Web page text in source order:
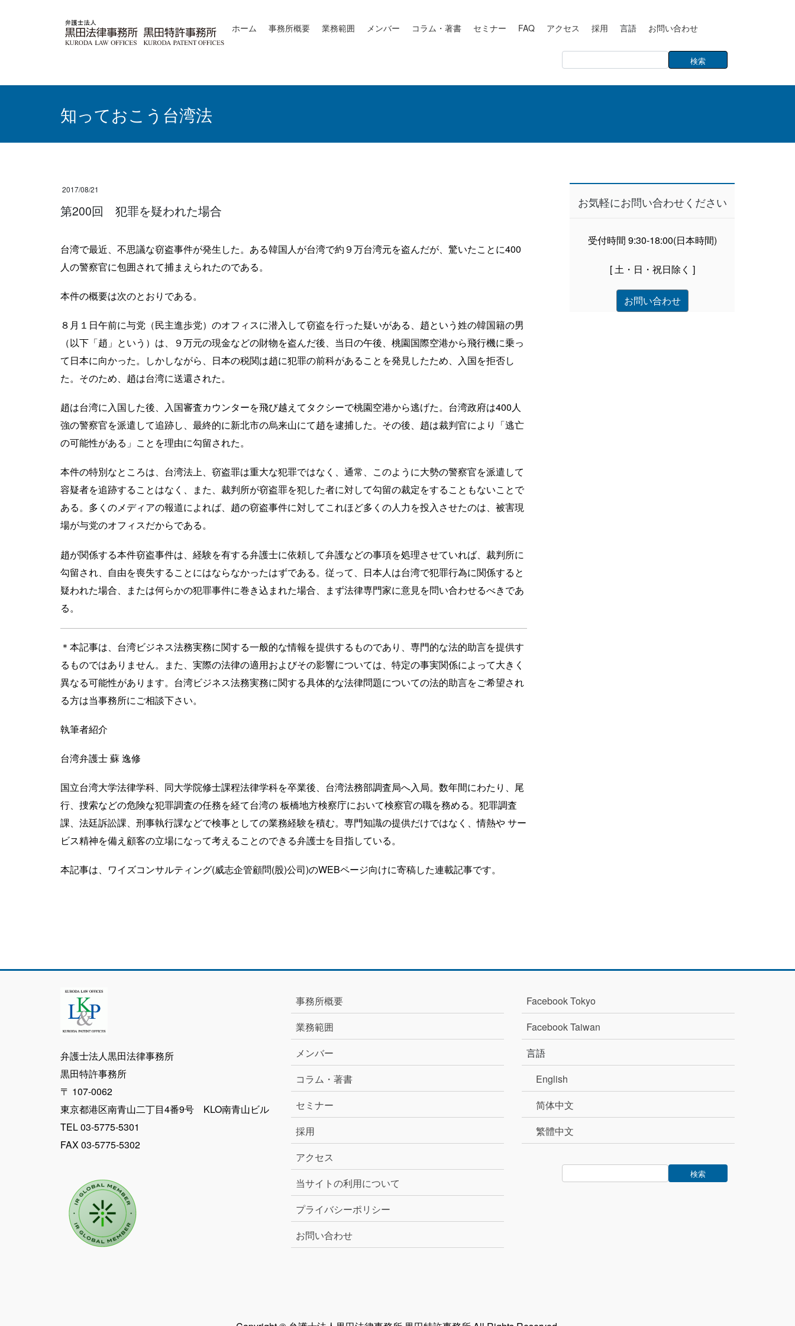
ホーム 事務所概要 業務範囲 メンバー コラム・著書 セミナー FAQ アクセス 採用 言語 お問い合わせ
知っておこう台湾法
2017/08/21
第200回 犯罪を疑われた場合
台湾で最近、不思議な窃盗事件が発生した。ある韓国人が台湾で約９万台湾元を盗んだが、驚いたことに400
人の警察官に包囲されて捕まえられたのである。
本件の概要は次のとおりである。
８月１日午前に与党（民主進歩党）のオフィスに潜入して窃盗を行った疑いがある、趙という姓の韓国籍の男
（以下「趙」という）は、９万元の現金などの財物を盗んだ後、当日の午後、桃園国際空港から飛行機に乗っ
て日本に向かった。しかしながら、日本の税関は趙に犯罪の前科があることを発見したため、入国を拒否し
た。そのため、趙は台湾に送還された。
趙は台湾に入国した後、入国審査カウンターを飛び越えてタクシーで桃園空港から逃げた。台湾政府は400人
強の警察官を派遣して追跡し、最終的に新北市の烏来山にて趙を逮捕した。その後、趙は裁判官により「逃亡
の可能性がある」ことを理由に勾留された。
本件の特別なところは、台湾法上、窃盗罪は重大な犯罪ではなく、通常、このように大勢の警察官を派遣して
容疑者を追跡することはなく、また、裁判所が窃盗罪を犯した者に対して勾留の裁定をすることもないことで
ある。多くのメディアの報道によれば、趙の窃盗事件に対してこれほど多くの人力を投入させたのは、被害現
場が与党のオフィスだからである。
趙が関係する本件窃盗事件は、経験を有する弁護士に依頼して弁護などの事項を処理させていれば、裁判所に
勾留され、自由を喪失することにはならなかったはずである。従って、日本人は台湾で犯罪行為に関係すると
疑われた場合、または何らかの犯罪事件に巻き込まれた場合、まず法律専門家に意見を問い合わせるべきであ
る。
＊本記事は、台湾ビジネス法務実務に関する一般的な情報を提供するものであり、専門的な法的助言を提供す
るものではありません。また、実際の法律の適用およびその影響については、特定の事実関係によって大きく
異なる可能性があります。台湾ビジネス法務実務に関する具体的な法律問題についての法的助言をご希望され
る方は当事務所にご相談下さい。
執筆者紹介
台湾弁護士 蘇 逸修
国立台湾大学法律学科、同大学院修士課程法律学科を卒業後、台湾法務部調査局へ入局。数年間にわたり、尾
行、捜索などの危険な犯罪調査の任務を経て台湾の 板橋地方検察庁において検察官の職を務める。犯罪調査
課、法廷訴訟課、刑事執行課などで検事としての業務経験を積む。専門知識の提供だけではなく、情熱や サー
ビス精神を備え顧客の立場になって考えることのできる弁護士を目指している。
本記事は、ワイズコンサルティング(威志企管顧問(股)公司)のWEBページ向けに寄稿した連載記事です。
お気軽にお問い合わせください
受付時間 9:30-18:00(日本時間)
[ 土・日・祝日除く ]
お問い合わせ
弁護士法人黒田法律事務所
黒田特許事務所
〒 107-0062
東京都港区南青山二丁目4番9号 KLO南青山ビル
TEL 03-5775-5301
FAX 03-5775-5302
事務所概要
業務範囲
メンバー
コラム・著書
セミナー
採用
アクセス
当サイトの利用について
プライバシーポリシー
お問い合わせ
Facebook Tokyo
Facebook Taiwan
言語
English
简体中文
繁體中文